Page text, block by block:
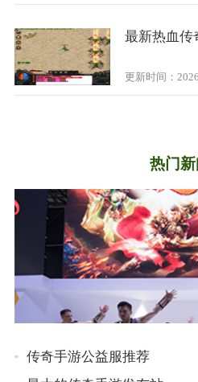
最新热血传
更新时间：
热门新
传奇手游公益服推荐